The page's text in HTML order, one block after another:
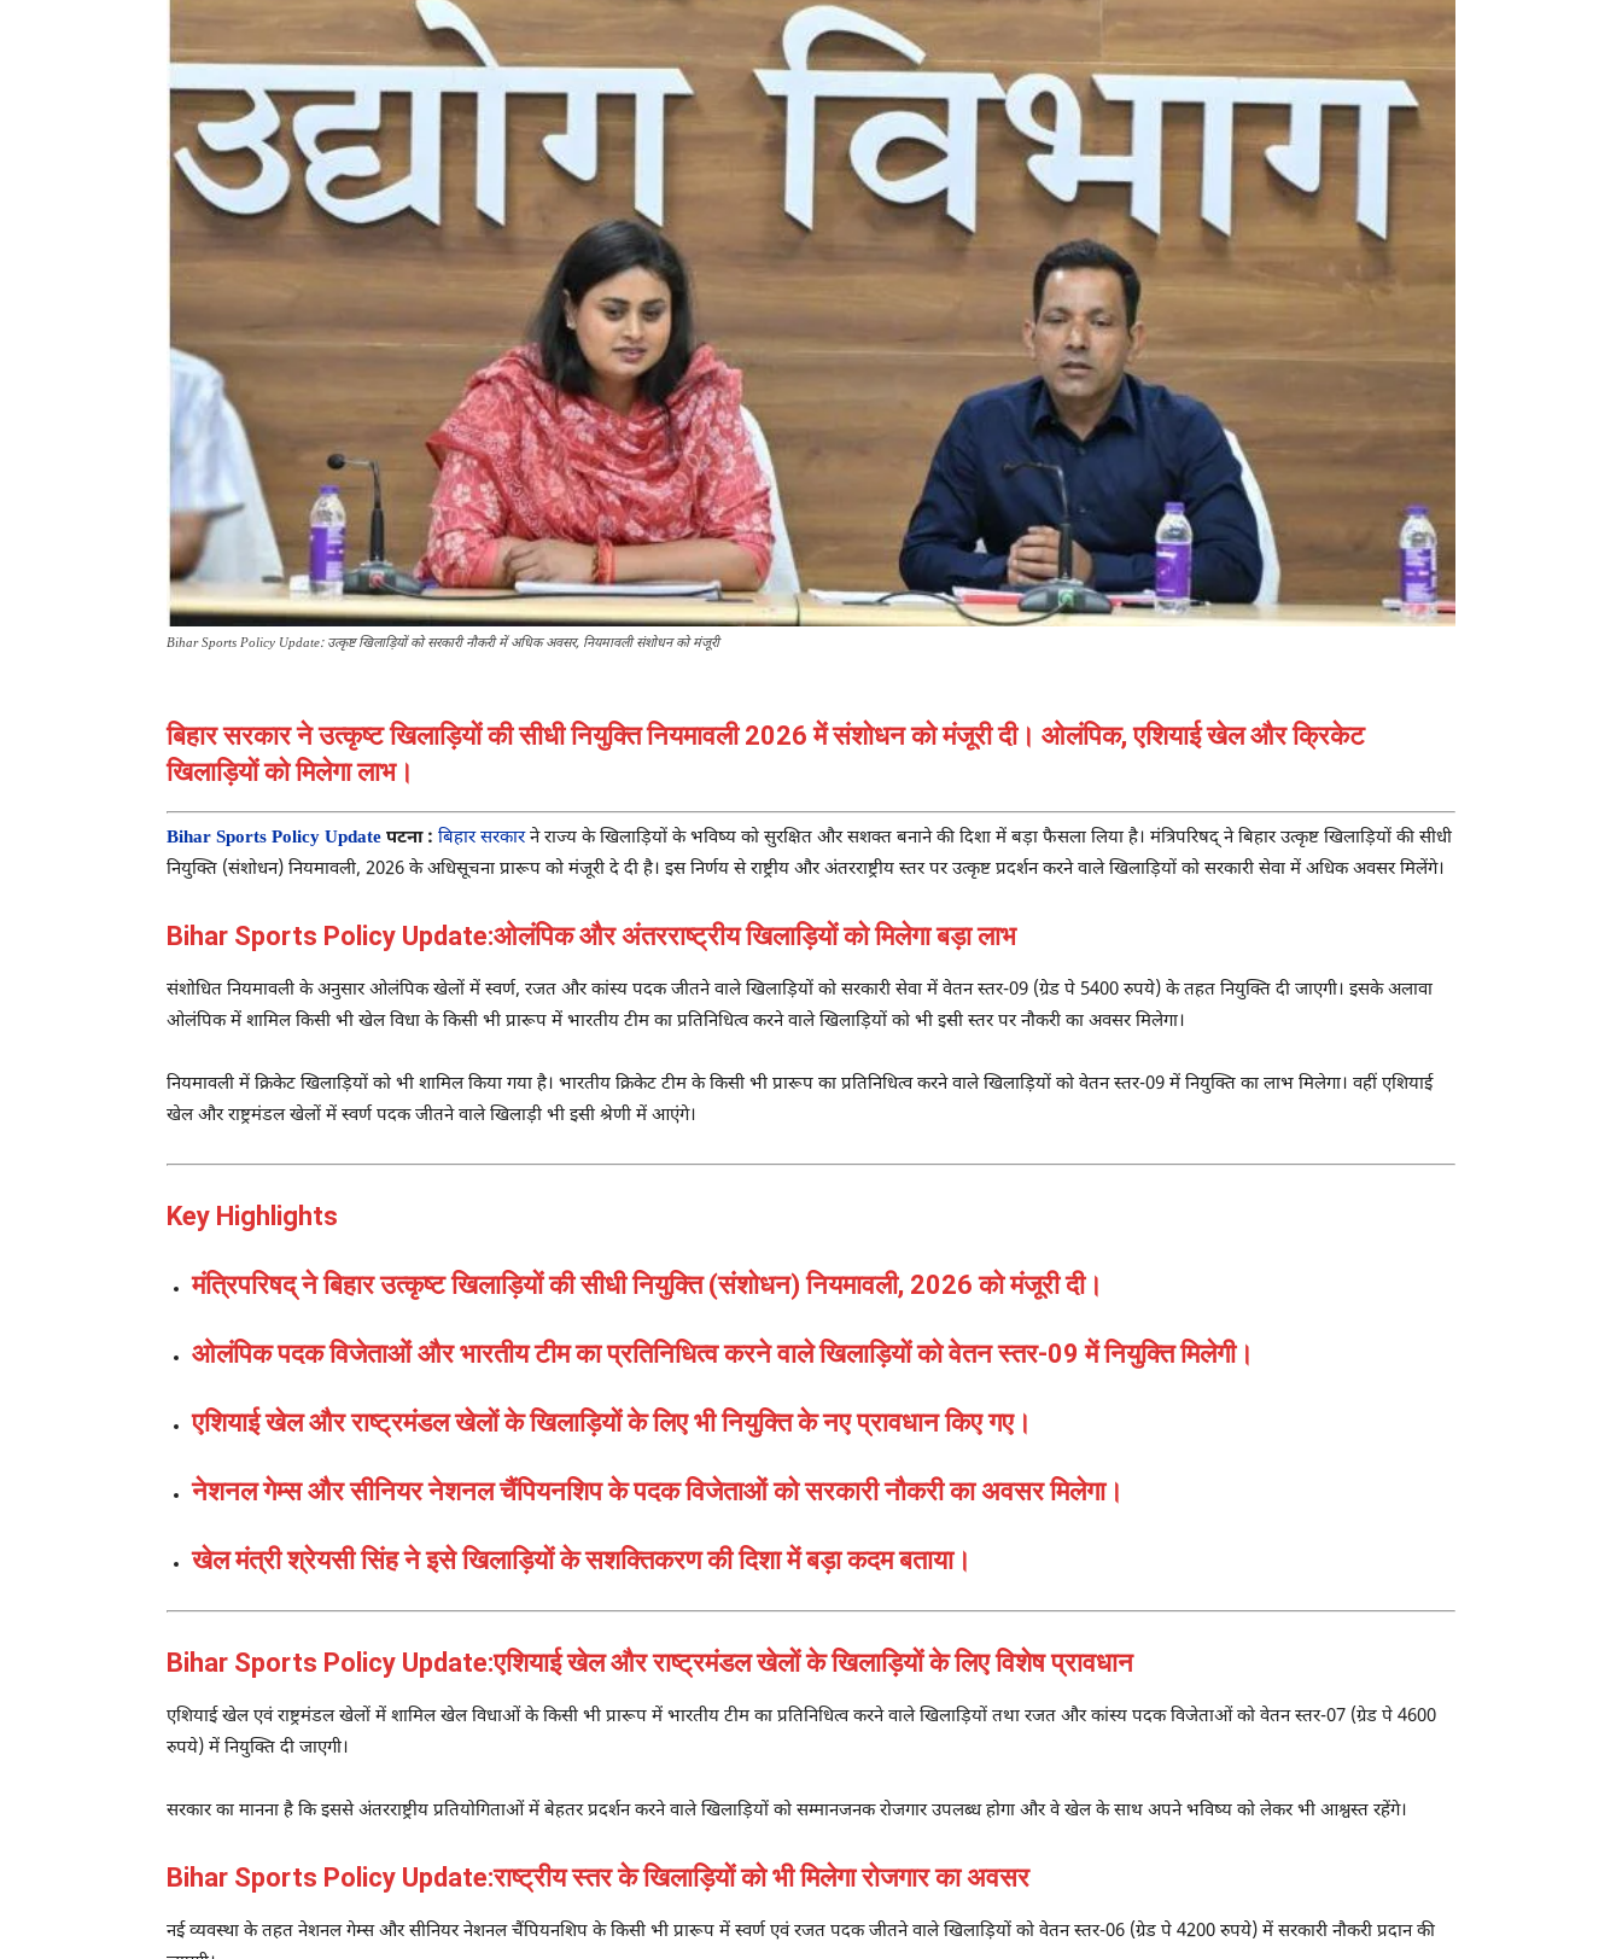
Bihar Sports Policy Update: उत्कृष्ट खिलाड़ियों को सरकारी नौकरी में अधिक अवसर, नियमावली संशोधन को मंजूरी
बिहार सरकार ने उत्कृष्ट खिलाड़ियों की सीधी नियुक्ति नियमावली 2026 में संशोधन को मंजूरी दी। ओलंपिक, एशियाई खेल और क्रिकेट
खिलाड़ियों को मिलेगा लाभ।
Bihar Sports Policy Update पटना : बिहार सरकारने राज्य के खिलाड़ियों के भविष्य को सुरक्षित और सशक्त बनाने की दिशा में बड़ा फैसला लिया है। मंत्रिपरिषद् ने बिहार उत्कृष्ट खिलाड़ियों की सीधी
नियुक्ति (संशोधन) नियमावली, 2026 के अधिसूचना प्रारूप को मंजूरी दे दी है। इस निर्णय से राष्ट्रीय और अंतरराष्ट्रीय स्तर पर उत्कृष्ट प्रदर्शन करने वाले खिलाड़ियों को सरकारी सेवा में अधिक अवसर मिलेंगे।
Bihar Sports Policy Update:ओलंपिक और अंतरराष्ट्रीय खिलाड़ियों को मिलेगा बड़ा लाभ
संशोधित नियमावली के अनुसार ओलंपिक खेलों में स्वर्ण, रजत और कांस्य पदक जीतने वाले खिलाड़ियों को सरकारी सेवा में वेतन स्तर-09 (ग्रेड पे 5400 रुपये) के तहत नियुक्ति दी जाएगी। इसके अलावा
ओलंपिक में शामिल किसी भी खेल विधा के किसी भी प्रारूप में भारतीय टीम का प्रतिनिधित्व करने वाले खिलाड़ियों को भी इसी स्तर पर नौकरी का अवसर मिलेगा।
नियमावली में क्रिकेट खिलाड़ियों को भी शामिल किया गया है। भारतीय क्रिकेट टीम के किसी भी प्रारूप का प्रतिनिधित्व करने वाले खिलाड़ियों को वेतन स्तर-09 में नियुक्ति का लाभ मिलेगा। वहीं एशियाई
खेल और राष्ट्रमंडल खेलों में स्वर्ण पदक जीतने वाले खिलाड़ी भी इसी श्रेणी में आएंगे।
Key Highlights
मंत्रिपरिषद् ने बिहार उत्कृष्ट खिलाड़ियों की सीधी नियुक्ति (संशोधन) नियमावली, 2026 को मंजूरी दी।
ओलंपिक पदक विजेताओं और भारतीय टीम का प्रतिनिधित्व करने वाले खिलाड़ियों को वेतन स्तर-09 में नियुक्ति मिलेगी।
एशियाई खेल और राष्ट्रमंडल खेलों के खिलाड़ियों के लिए भी नियुक्ति के नए प्रावधान किए गए।
नेशनल गेम्स और सीनियर नेशनल चैंपियनशिप के पदक विजेताओं को सरकारी नौकरी का अवसर मिलेगा।
खेल मंत्री श्रेयसी सिंह ने इसे खिलाड़ियों के सशक्तिकरण की दिशा में बड़ा कदम बताया।
Bihar Sports Policy Update:एशियाई खेल और राष्ट्रमंडल खेलों के खिलाड़ियों के लिए विशेष प्रावधान
एशियाई खेल एवं राष्ट्रमंडल खेलों में शामिल खेल विधाओं के किसी भी प्रारूप में भारतीय टीम का प्रतिनिधित्व करने वाले खिलाड़ियों तथा रजत और कांस्य पदक विजेताओं को वेतन स्तर-07 (ग्रेड पे 4600
रुपये) में नियुक्ति दी जाएगी।
सरकार का मानना है कि इससे अंतरराष्ट्रीय प्रतियोगिताओं में बेहतर प्रदर्शन करने वाले खिलाड़ियों को सम्मानजनक रोजगार उपलब्ध होगा और वे खेल के साथ अपने भविष्य को लेकर भी आश्वस्त रहेंगे।
Bihar Sports Policy Update:राष्ट्रीय स्तर के खिलाड़ियों को भी मिलेगा रोजगार का अवसर
नई व्यवस्था के तहत नेशनल गेम्स और सीनियर नेशनल चैंपियनशिप के किसी भी प्रारूप में स्वर्ण एवं रजत पदक जीतने वाले खिलाड़ियों को वेतन स्तर-06 (ग्रेड पे 4200 रुपये) में सरकारी नौकरी प्रदान की